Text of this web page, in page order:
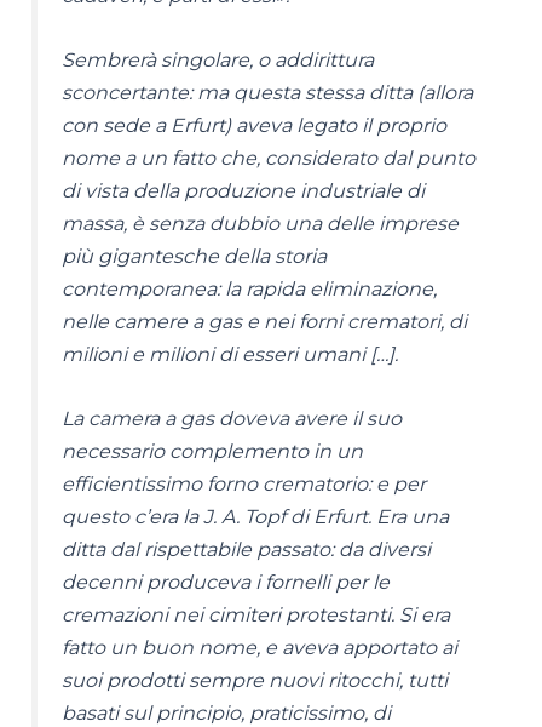
Sembrerà singolare, o addirittura
sconcertante: ma questa stessa ditta (allora
con sede a Erfurt) aveva legato il proprio
nome a un fatto che, considerato dal punto
di vista della produzione industriale di
massa, è senza dubbio una delle imprese
più gigantesche della storia
contemporanea: la rapida eliminazione,
nelle camere a gas e nei forni crematori, di
milioni e milioni di esseri umani […].
La camera a gas doveva avere il suo
necessario complemento in un
efficientissimo forno crematorio: e per
questo c’era la J. A. Topf di Erfurt. Era una
ditta dal rispettabile passato: da diversi
decenni produceva i fornelli per le
cremazioni nei cimiteri protestanti. Si era
fatto un buon nome, e aveva apportato ai
suoi prodotti sempre nuovi ritocchi, tutti
basati sul principio, praticissimo, di